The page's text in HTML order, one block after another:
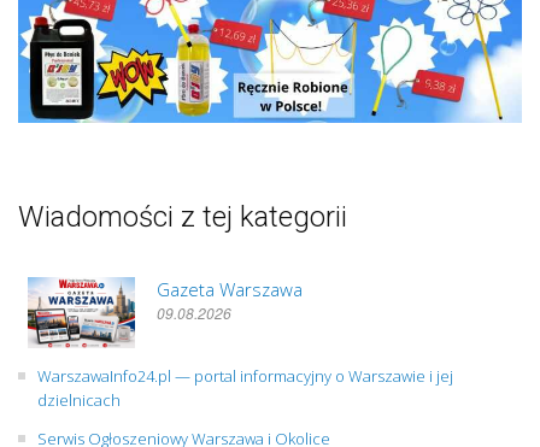
Wiadomości z tej kategorii
Gazeta Warszawa
09.08.2026
WarszawaInfo24.pl — portal informacyjny o Warszawie i jej
dzielnicach
Serwis Ogłoszeniowy Warszawa i Okolice